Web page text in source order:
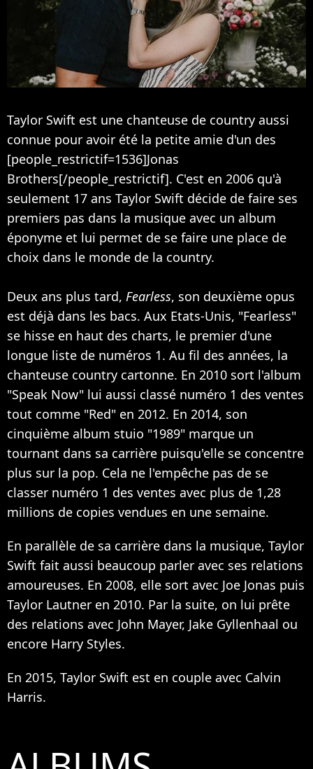
Taylor Swift est une chanteuse de country aussi
connue pour avoir été la petite amie d'un des
[people_restrictif=1536]Jonas
Brothers[/people_restrictif]. C'est en 2006 qu'à
seulement 17 ans Taylor Swift décide de faire ses
premiers pas dans la musique avec un album
éponyme et lui permet de se faire une place de
choix dans le monde de la country.
Deux ans plus tard, Fearless, son deuxième opus
est déjà dans les bacs. Aux Etats-Unis, "Fearless"
se hisse en haut des charts, le premier d'une
longue liste de numéros 1. Au fil des années, la
chanteuse country cartonne. En 2010 sort l'album
"Speak Now" lui aussi classé numéro 1 des ventes
tout comme "Red" en 2012. En 2014, son
cinquième album stuio "1989" marque un
tournant dans sa carrière puisqu'elle se concentre
plus sur la pop. Cela ne l'empêche pas de se
classer numéro 1 des ventes avec plus de 1,28
millions de copies vendues en une semaine.
En parallèle de sa carrière dans la musique, Taylor
Swift fait aussi beaucoup parler avec ses relations
amoureuses. En 2008, elle sort avec Joe Jonas puis
Taylor Lautner en 2010. Par la suite, on lui prête
des relations avec John Mayer, Jake Gyllenhaal ou
encore Harry Styles.
En 2015, Taylor Swift est en couple avec Calvin
Harris.